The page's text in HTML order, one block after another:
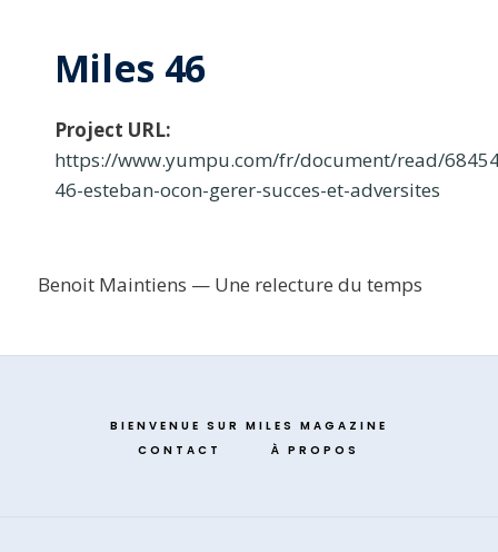
Miles 46
Project URL:
https://www.yumpu.com/fr/document/read/
46-esteban-ocon-gerer-succes-et-adversites
Benoit Maintiens — Une relecture du temps
BIENVENUE SUR MILES MAGAZINE
CONTACT
À PROPOS